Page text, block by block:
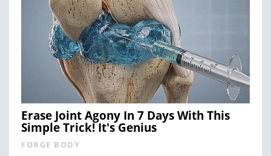
Erase Joint Agony In 7 Days With This
Simple Trick! It's Genius
FORGE BODY